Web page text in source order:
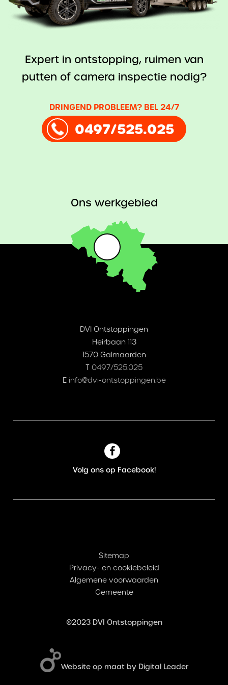
Expert in ontstopping, ruimen van
putten of camera inspectie nodig?
DRINGEND PROBLEEM? BEL 24/7
0497/525.025
DVI Ontstoppingen
Heirbaan 113
1570 Galmaarden
T 0497/525.025
E info@dvi-ontstoppingen.be
Volg ons op Facebook!
Ons werkgebied
©2023 DVI Ontstoppingen
Sitemap
Privacy- en cookiebeleid
Algemene voorwaarden
Gemeente
Website op maat by Digital Leader